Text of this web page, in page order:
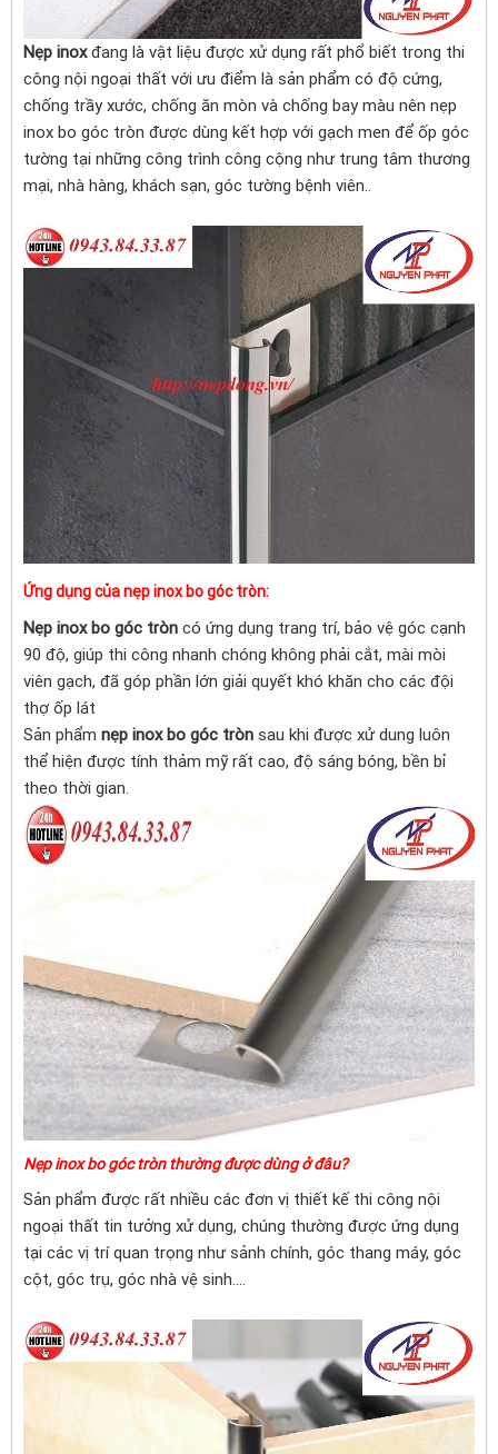
Nẹp inoxđang là vật liệu được xử dụng rất phổ biết trong thi
công nội ngoại thất với ưu điểm là sản phẩm có độ cứng,
chống trầy xước, chống ăn mòn và chống bay màu nên nẹp
inox bo góc tròn được dùng kết hợp với gạch men để ốp góc
tường tại những công trình công cộng như trung tâm thương
mại, nhà hàng, khách sạn, góc tường bệnh viên..
Ứng dụng của nẹpinox bo góc tròn:
Nẹp inox bo góc tròn có ứng dụng trang trí, bảo vệ góc cạnh
90 độ, giúp thi công nhanh chóng không phải cắt, mài mòi
viên gạch, đã góp phần lớn giải quyết khó khăn cho các đội
thợ ốp lát
Sản phẩm nẹp inox bo góc tròn sau khi được xử dung luôn
thể hiện được tính thảm mỹ rất cao, độ sáng bóng, bền bỉ
theo thời gian.
Nẹp inox bo góc trònthường được dùng ở đâu?
Sản phẩm được rất nhiều các đơn vị thiết kế thi công nội
ngoại thất tin tưởng xử dụng, chúng thường được ứng dụng
tại các vị trí quan trọng như sảnh chính, góc thang máy, góc
cột, góc trụ, góc nhà vệ sinh....